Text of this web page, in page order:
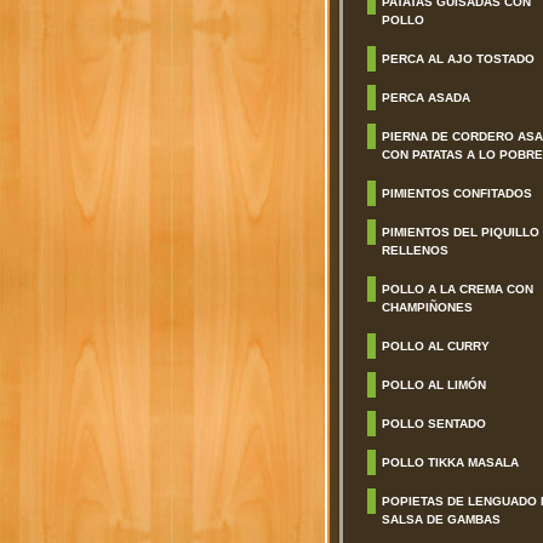
POLLO
PERCA AL AJO TOSTADO
PERCA ASADA
PIERNA DE CORDERO
CON PATATAS A LO POBRE
PIMIENTOS CONFITADOS
PIMIENTOS DEL PIQUILLO
RELLENOS
POLLO A LA CREMA CON
CHAMPIÑONES
POLLO AL CURRY
POLLO AL LIMÓN
POLLO SENTADO
POLLO TIKKA MASALA
POPIETAS DE LENGUADO
SALSA DE GAMBAS